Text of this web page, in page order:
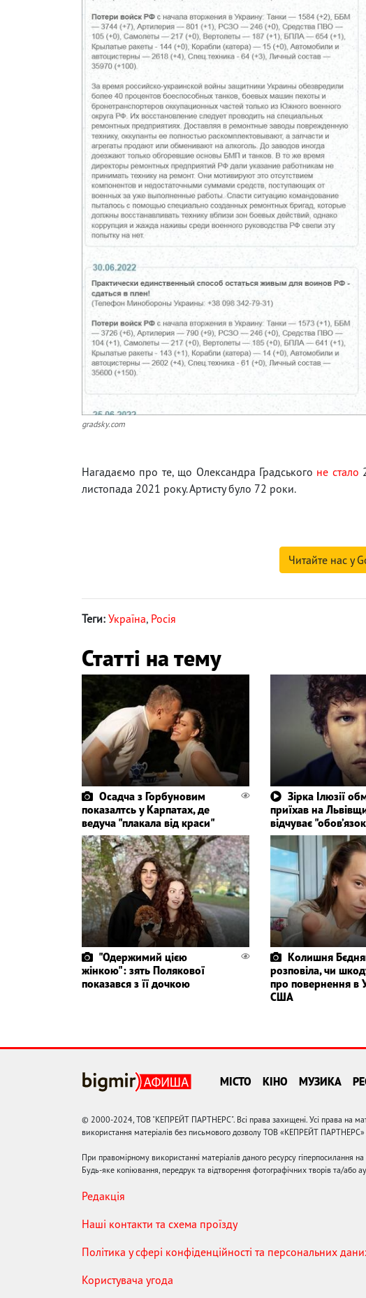
gradsky.com
Нагадаємо про те, що Олександра Градського не стало
листопада 2021 року. Артисту було 72 роки.
Читайте нас у
Теги: Україна, Росія
Статті на тему
Осадча з Горбуновим
показалтсь у Карпатах, де
ведуча "плакала від краси"
Зірка Ілюзії
приїхав на
відчуває
"Одержимий цією
жінкою": зять Полякової
показався з її дочкою
Колишня
розповіла, чи
про повернення в
США
МІСТО КІНО МУЗИКА
© 2000-2024, ТОВ "КЕПРЕЙТ ПАРТНЕРС". Всі права захищені. Усі права на
використання матеріалів без письмового дозволу ТОВ «КЕПРЕЙТ ПАРТНЕРС»
При правомірному використанні матеріалів даного ресурсу гіперпосилання на
Будь-яке копіювання, передрук та відтворення фотографічних творів та/або
Редакція
Наші контакти та схема проїзду
Політика у сфері конфіденційності та персональних
Користувача угода